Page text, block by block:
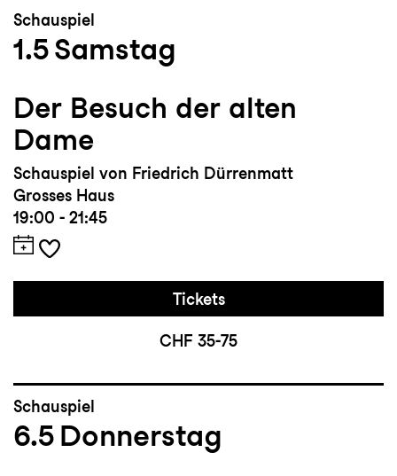
Schauspiel
1.5Samstag
Der Besuch der alten
Dame
Schauspiel von Friedrich Dürrenmatt
Grosses Haus
19:00 - 21:45
Tickets
CHF 35-75
Schauspiel
6.5 Donnerstag